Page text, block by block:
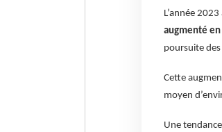
L’année
augmenté
poursuite
Cette
moyen
Une